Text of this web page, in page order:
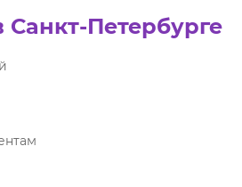
Санкт-Петербурге